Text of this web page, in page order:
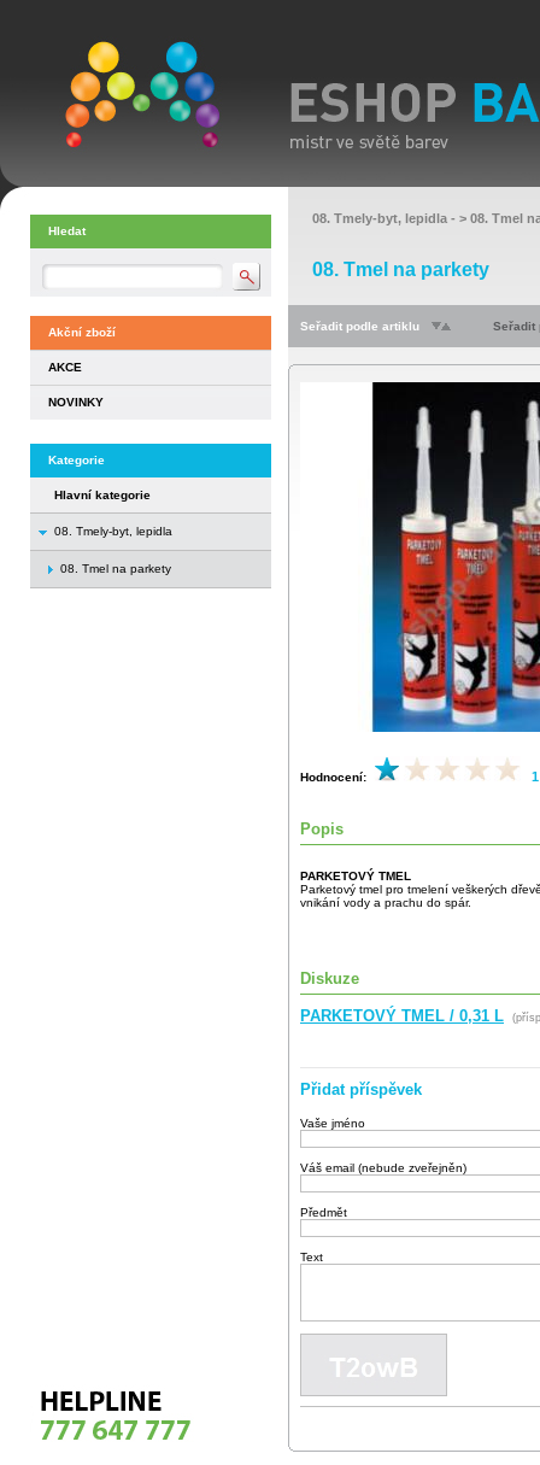
Hledat
Akční zboží
AKCE
NOVINKY
Kategorie
Hlavní kategorie
08. Tmely-byt, lepidla
08. Tmel na parkety
08. Tmely-byt, lepidla - > 08. Tmel
08. Tmel na parkety
Seřadit podle artiklu Seřadit
Hodnocení:
Popis
PARKETOVÝ TMEL
Parketový tmel pro tmelení veškerých
vnikání vody a prachu do spár.
Diskuze
PARKETOVÝ TMEL / 0,31 L
Přidat příspěvek
Vaše jméno
Váš email (nebude zveřejněn)
Předmět
Text